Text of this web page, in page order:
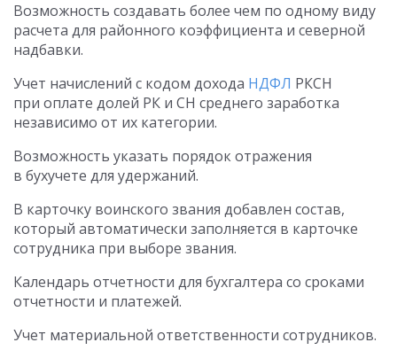
Возможность создавать более чем по одному виду
расчета для районного коэффициента и северной
надбавки.
Учет начислений с кодом дохода НДФЛ РКСН
при оплате долей РК и СН среднего заработка
независимо от их категории.
Возможность указать порядок отражения
в бухучете для удержаний.
В карточку воинского звания добавлен состав,
который автоматически заполняется в карточке
сотрудника при выборе звания.
Календарь отчетности для бухгалтера со сроками
отчетности и платежей.
Учет материальной ответственности сотрудников.